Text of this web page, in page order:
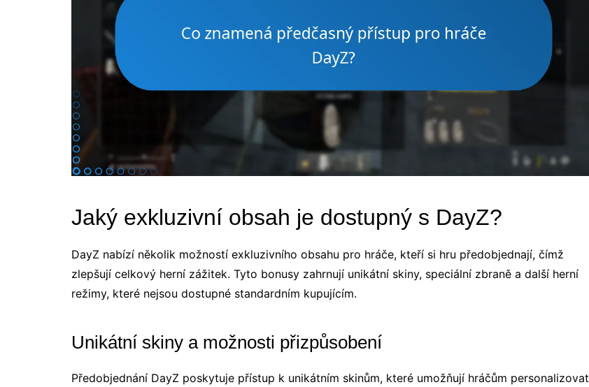
Jaký exkluzivní obsah je dostupný s DayZ?
DayZ nabízí několik možností exkluzivního obsahu pro hráče, kteří si hru předobjednají, čímž
zlepšují celkový herní zážitek. Tyto bonusy zahrnují unikátní skiny, speciální zbraně a další herní
režimy, které nejsou dostupné standardním kupujícím.
Unikátní skiny a možnosti přizpůsobení
Předobjednání DayZ poskytuje přístup k unikátním skinům, které umožňují hráčům personalizovat